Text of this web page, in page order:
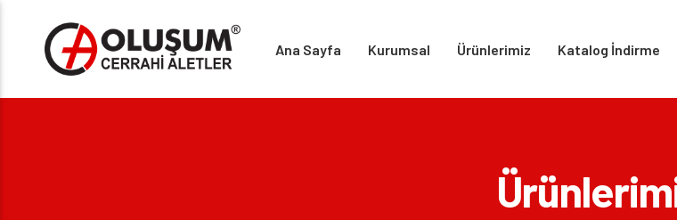
Ana Sayfa Kurumsal Ürünlerimiz Katalog İndirme